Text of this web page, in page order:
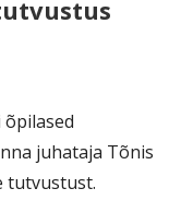
õpilased
juhataja Tõnis
tutvustust.